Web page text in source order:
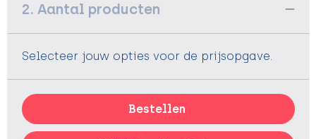
2. Aantal producten
Selecteer jouw opties voor de prijsopgave.
Bestellen